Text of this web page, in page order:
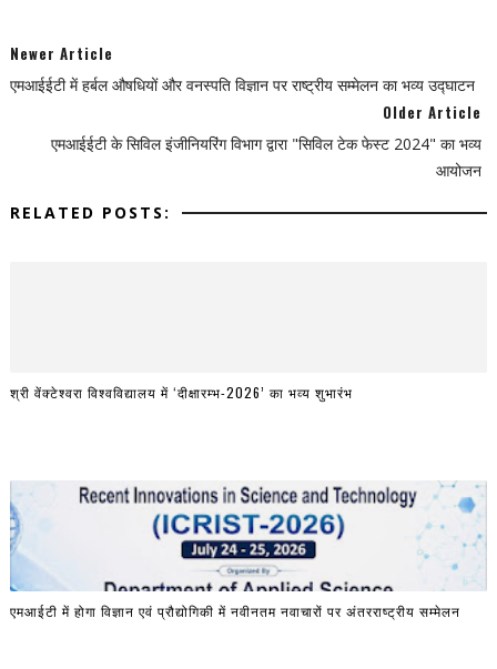
Newer Article
एमआईईटी में हर्बल औषधियों और वनस्पति विज्ञान पर राष्ट्रीय सम्मेलन का भव्य उद्घाटन
Older Article
एमआईईटी के सिविल इंजीनियरिंग विभाग द्वारा "सिविल टेक फेस्ट 2024" का भव्य
आयोजन
RELATED POSTS:
श्री वेंक्टेश्वरा विश्वविद्यालय में ‘दीक्षारम्भ-2026’ का भव्य शुभारंभ
एमआईटी में होगा विज्ञान एवं प्रौद्योगिकी में नवीनतम नवाचारों पर अंतरराष्ट्रीय सम्मेलन